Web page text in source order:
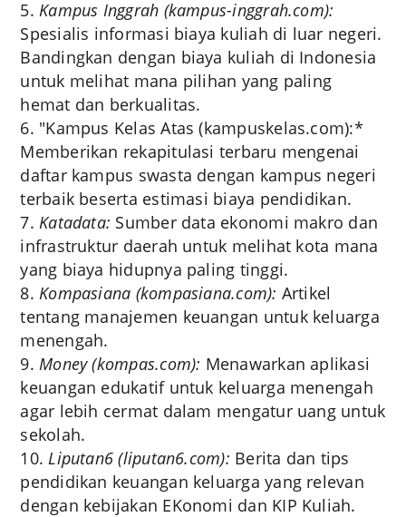
Kampus Inggrah (kampus-inggrah.com):
Spesialis informasi biaya kuliah di luar negeri.
Bandingkan dengan biaya kuliah di Indonesia
untuk melihat mana pilihan yang paling
hemat dan berkualitas.
"Kampus Kelas Atas (kampuskelas.com):*
Memberikan rekapitulasi terbaru mengenai
daftar kampus swasta dengan kampus negeri
terbaik beserta estimasi biaya pendidikan.
Katadata: Sumber data ekonomi makro dan
infrastruktur daerah untuk melihat kota mana
yang biaya hidupnya paling tinggi.
Kompasiana (kompasiana.com): Artikel
tentang manajemen keuangan untuk keluarga
menengah.
Money (kompas.com): Menawarkan aplikasi
keuangan edukatif untuk keluarga menengah
agar lebih cermat dalam mengatur uang untuk
sekolah.
Liputan6 (liputan6.com): Berita dan tips
pendidikan keuangan keluarga yang relevan
dengan kebijakan EKonomi dan KIP Kuliah.